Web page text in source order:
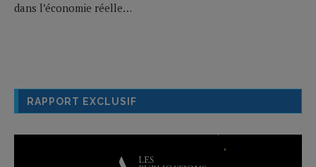
dans l’économie réelle…
RAPPORT EXCLUSIF